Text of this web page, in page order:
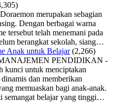
merupakan sebagian
Dengan berbagai warna
tersebut telah menemani pada
berangkat sekolah, siang…
Anak untuk Belajar (2,266)
PENDIDIKAN -
kunci untuk menciptakan
dan memberikan
memuaskan bagi anak-anak.
semangat belajar yang tinggi…